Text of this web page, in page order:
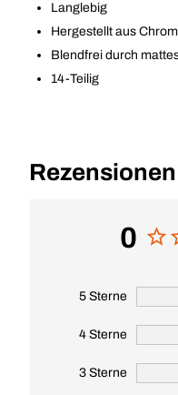
Langlebig
Hergestellt aus
Blendfrei durch
14-Teilig
Rezensionen
0
5 Sterne
4 Sterne
3 Sterne